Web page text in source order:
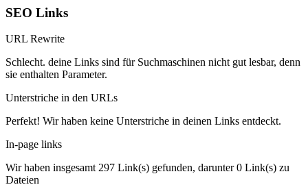
SEO Links
URL Rewrite
Schlecht. deine Links sind für Suchmaschinen nicht gut lesbar, denn
sie enthalten Parameter.
Unterstriche in den URLs
Perfekt! Wir haben keine Unterstriche in deinen Links entdeckt.
In-page links
Wir haben insgesamt 297 Link(s) gefunden, darunter 0 Link(s) zu
Dateien